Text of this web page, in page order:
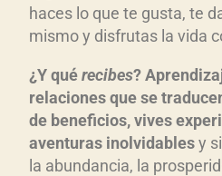
haces lo que te gusta, te
mismo y disfrutas la vida
¿Y quérecibes?
relaciones que se
de beneficios, vives
aventuras inolvidablesy
la abundancia, la